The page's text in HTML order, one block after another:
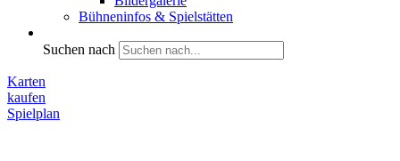
Bühneninfos & Spielstätten
Suchen nach
Karten
kaufen
Spielplan